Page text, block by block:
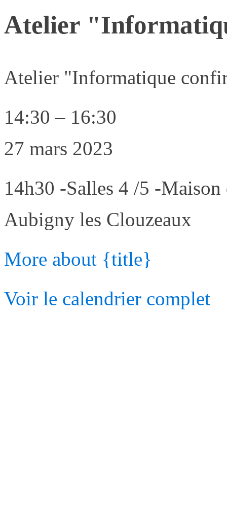
Atelier
Atelier "Informatique
14:30 – 16:30
27 mars 2023
14h30 -Salles 4 /5 -
Aubigny les Clouzeaux
More about {title}
Voir le calendrier complet